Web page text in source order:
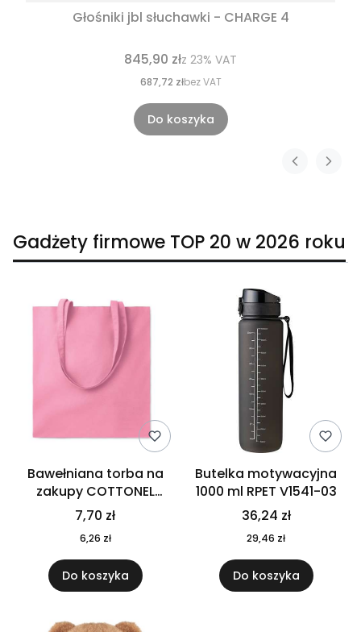
Głośniki jbl słuchawki - CHARGE 4
845,90 złz 23% VAT
687,72 złbez VAT
Do koszyka
Gadżety firmowe TOP 20 w 2026 roku
Bawełniana torba na
zakupy COTTONEL
COLOUR++ MO9846-11
7,70 zł
6,26 zł
Do koszyka
Butelka motywacyjna
1000 ml RPET V1541-03
36,24 zł
29,46 zł
Do koszyka